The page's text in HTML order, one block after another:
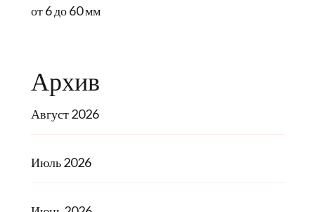
от 6 до 60 мм
Архив
Август 2026
Июль 2026